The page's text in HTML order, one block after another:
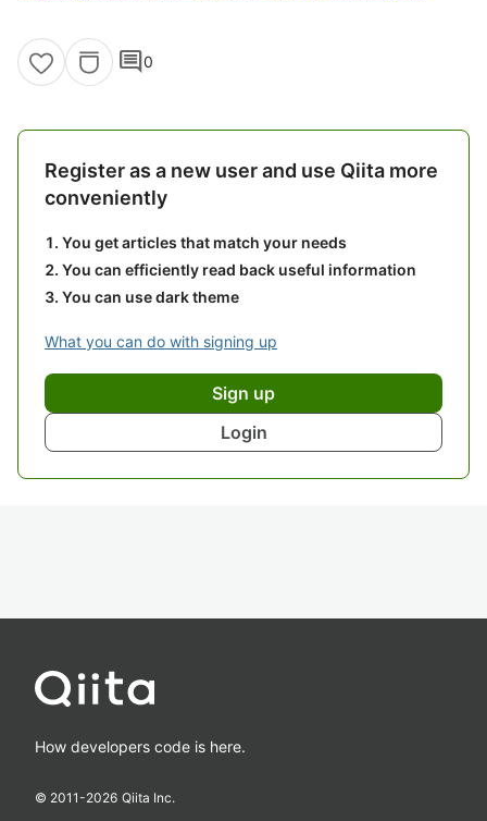
comment0
Register as a new user and use Qiita more
conveniently
You get articles that match your needs
You can efficiently read back useful information
You can use dark theme
What you can do with signing up
Sign up
Login
How developers code is here.
© 2011-2026 Qiita Inc.